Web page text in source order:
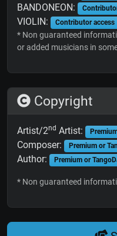
BANDONEON:
VIOLIN: Contributor access
* Non guaranteed
or added musicians in
Copyright
Artist/2nd Artist:
Composer: Premium or
Author: Premium or
* Non guaranteed